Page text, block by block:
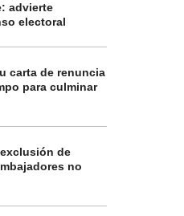
advierte
electoral
carta de renuncia
para culminar
de
no